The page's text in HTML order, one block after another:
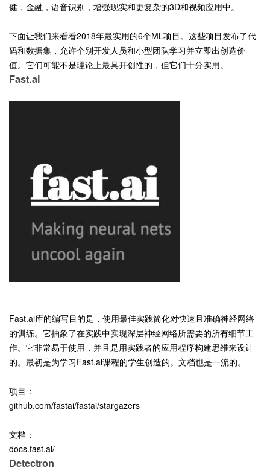
健，金融，语音识别，增强现实和更复杂的3D和视频应用中。
下面让我们来看看2018年最实用的6个ML项目。这些项目发布了代
码和数据集，允许个别开发人员和小型团队学习并立即出创造价
值。它们可能不是理论上最具开创性的，但它们十分实用。
Fast.ai
Fast.ai库的编写目的是，使用最佳实践简化对快速且准确神经网络
的训练。它抽象了在实践中实现深层神经网络所需要的所有细节工
作。它非常易于使用，并且是用实践者的应用程序构建思维来设计
的。最初是为学习Fast.ai课程的学生创造的。文档也是一流的。
项目：
github.com/fastai/fastai/stargazers
文档：
docs.fast.ai/
Detectron